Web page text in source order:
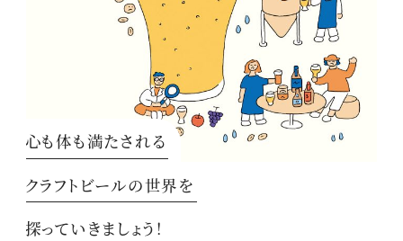
心も体も満たされる
クラフトビールの世界を
探っていきましょう！